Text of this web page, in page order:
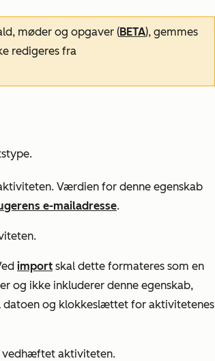
møder og opgaver (BETA), gemmes
redigeres fra
Værdien for denne egenskab
e-mailadresse.
import skal dette formateres som en
og ikke inkluderer denne egenskab,
datoen og klokkeslættet for aktivitetenes
vedhæftet aktiviteten.